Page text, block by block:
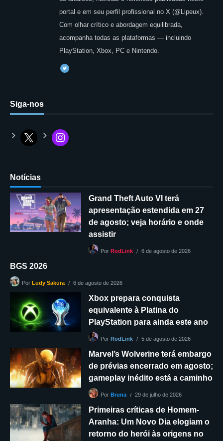
portal e em seu perfil profissional no X (@Lipeux).
Com olhar crítico e abordagem equilibrada,
acompanha todas as plataformas — incluindo
PlayStation, Xbox, PC e Nintendo.
Siga-nos
Notícias
Grand Theft Auto VI terá
apresentação estendida em 27
de agosto; veja horário e onde
assistir
Por RodLink 6 de agosto de 2026
BGS 2026
Por Ludy Sakura 6 de agosto de 2026
Xbox prepara conquista
equivalente à Platina do
PlayStation para ainda este ano
Por RodLink 5 de agosto de 2026
Marvel’s Wolverine terá embargo
de prévias encerrado em agosto;
gameplay inédito está a caminho
Por Bruna 29 de julho de 2026
Primeiras críticas de Homem-
Aranha: Um Novo Dia elogiam o
retorno do herói às origens no